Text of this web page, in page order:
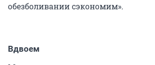
обезболивании сэкономим».
Вдвоем